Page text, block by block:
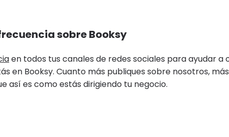
sobre Booksy
en todos tus canales de redes sociales para ayudar a
en Booksy. Cuanto más publiques sobre nosotros,
así es como estás dirigiendo tu negocio.